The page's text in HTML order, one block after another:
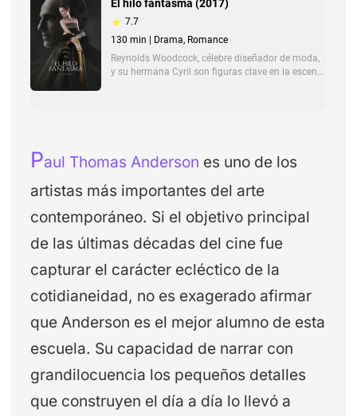
Paul Thomas Anderson es uno de los
artistas más importantes del arte
contemporáneo. Si el objetivo principal
de las últimas décadas del cine fue
capturar el carácter ecléctico de la
cotidianeidad, no es exagerado afirmar
que Anderson es el mejor alumno de esta
escuela. Su capacidad de narrar con
grandilocuencia los pequeños detalles
que construyen el día a día lo llevó a